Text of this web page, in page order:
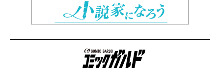
コミックガルド